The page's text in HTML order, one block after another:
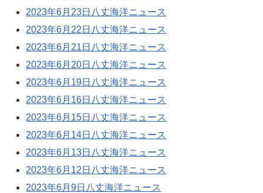
2023年6月23日八丈海洋ニュース
2023年6月22日八丈海洋ニュース
2023年6月21日八丈海洋ニュース
2023年6月20日八丈海洋ニュース
2023年6月19日八丈海洋ニュース
2023年6月16日八丈海洋ニュース
2023年6月15日八丈海洋ニュース
2023年6月14日八丈海洋ニュース
2023年6月13日八丈海洋ニュース
2023年6月12日八丈海洋ニュース
2023年6月9日八丈海洋ニュース